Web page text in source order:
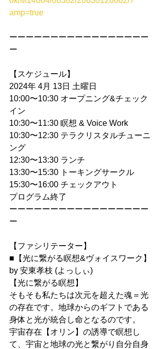
amp=true
ーーーーーーーーーーーーーーーーー
ー
【スケジュール】
2024年 4月 13日 土曜日
10:00〜10:30 オープニング&チェック
イン
10:30〜11:30 瞑想 & Voice Work
10:30〜12:30 テラクリスタルチューニ
ング
12:30〜13:30 ランチ
13:30〜15:30 トーキングサークル
15:30〜16:00 チェックアウト
プログラム終了
ーーーーーーーーーーーーーーーーー
ー
【ファシリテーター】
■【光に繋がる瞑想&ヴォイスワーク】
by 安東孝枝 (よっしぃ)
【光に繋がる瞑想】
そもそも私たちは次元を超えた魂＝光
の存在です。地球からのギフトである
身体と光が統合し命となるのです。
宇宙存在【オリン】の誘導で瞑想し
て、宇宙と地球の光と繋がり自分自身